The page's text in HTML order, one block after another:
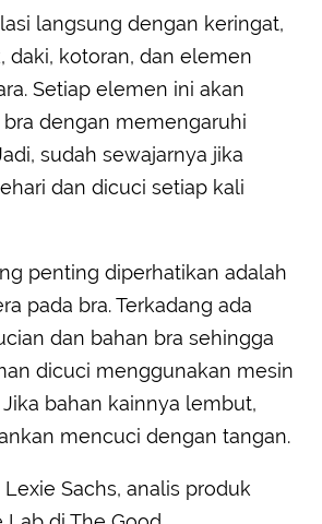
langsung dengan keringat,
daki, kotoran, dan elemen
Setiap elemen ini akan
dengan memengaruhi
sudah sewajarnya jika
dan dicuci setiap kali
penting diperhatikan adalah
pada bra. Terkadang ada
dan bahan bra sehingga
dicuci menggunakan mesin
bahan kainnya lembut,
mencuci dengan tangan.
Sachs, analis produk